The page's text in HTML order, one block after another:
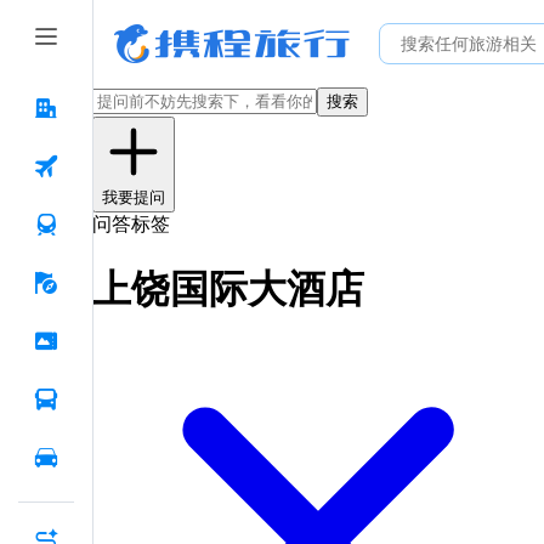
搜索
我要提问
问答标签
上饶国际大酒店